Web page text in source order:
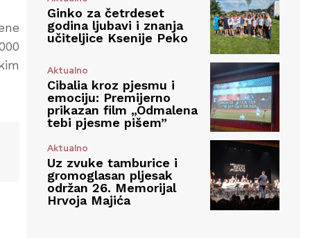
Ginko za četrdeset
godina ljubavi i znanja
učiteljice Ksenije Peko
Aktualno
Cibalia kroz pjesmu i
emociju: Premijerno
prikazan film „Odmalena
tebi pjesme pišem”
Aktualno
Uz zvuke tamburice i
gromoglasan pljesak
održan 26. Memorijal
Hrvoja Majića